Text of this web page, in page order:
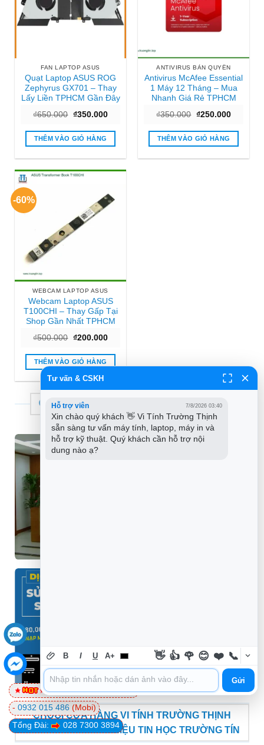
FAN LAPTOP ASUS
Quạt Laptop ASUS ROG
Zephyrus GX701 – Thay
Lấy Liền TPHCM Gần Đây
₫650.000 Giá
là:
₫650.000.
₫350.000Giá
tại
₫350.000.
THÊM VÀO GIỎ HÀNG
ANTIVIRUS BẢN QUYỀN
Antivirus McAfee Essential
1 Máy 12 Tháng – Mua
Nhanh Giá Rẻ TPHCM
₫350.000 Giá
là:
₫350.000.
₫250.000Giá
tại
THÊM VÀO GIỎ HÀNG
-60%
WEBCAM LAPTOP ASUS
Webcam Laptop ASUS
T100CHI – Thay Gấp Tại
Shop Gần Nhất TPHCM
₫500.000 Giá
là:
₫500.000.
₫200.000Giá
tại
₫200.000.
THÊM VÀO GIỎ HÀNG
THƯƠNG HIỆU TIN HỌC TRƯỜNG TÍN
CHUỖI CỬA HÀNG VI TÍNH TRƯỜNG THỊNH
GROUP - THƯƠNG HIỆU TIN HỌC TRƯỜNG TÍN
Tổng Đài: 028 7300 3894
- 0932 015 486 (Mobi)
0981 81 32 72(Viettel)
Tư vấn & CSKH
Hỗ trợ viên 7/8/2026 03:40
Xin chào quý khách 👋 Vi Tính Trường Thịnh
sẵn sàng tư vấn máy tính, laptop, máy in và
hỗ trợ kỹ thuật. Quý khách cần hỗ trợ nội
dung nào ạ?
B I U A+ 👋 👍 🌹 😊 ❤️ 📞
Gửi